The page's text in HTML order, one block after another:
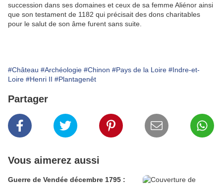
succession dans ses domaines et ceux de sa femme Aliénor ainsi
que son testament de 1182 qui précisait des dons charitables
pour le salut de son âme furent sans suite.
#Château #Archéologie #Chinon #Pays de la Loire #Indre-et-
Loire #Henri II #Plantagenêt
Partager
Vous aimerez aussi
Guerre de Vendée décembre 1795 :